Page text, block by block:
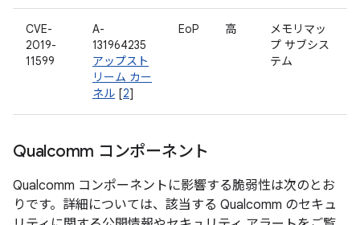
CVE-
2019-
11599
A-
131964235
アップスト
リーム カー
ネル [2]
EoP 高
メモリマッ
プ サブシス
テム
Qualcomm コンポーネント
Qualcomm コンポーネントに影響する脆弱性は次のとお
りです。詳細については、該当する Qualcomm のセキュ